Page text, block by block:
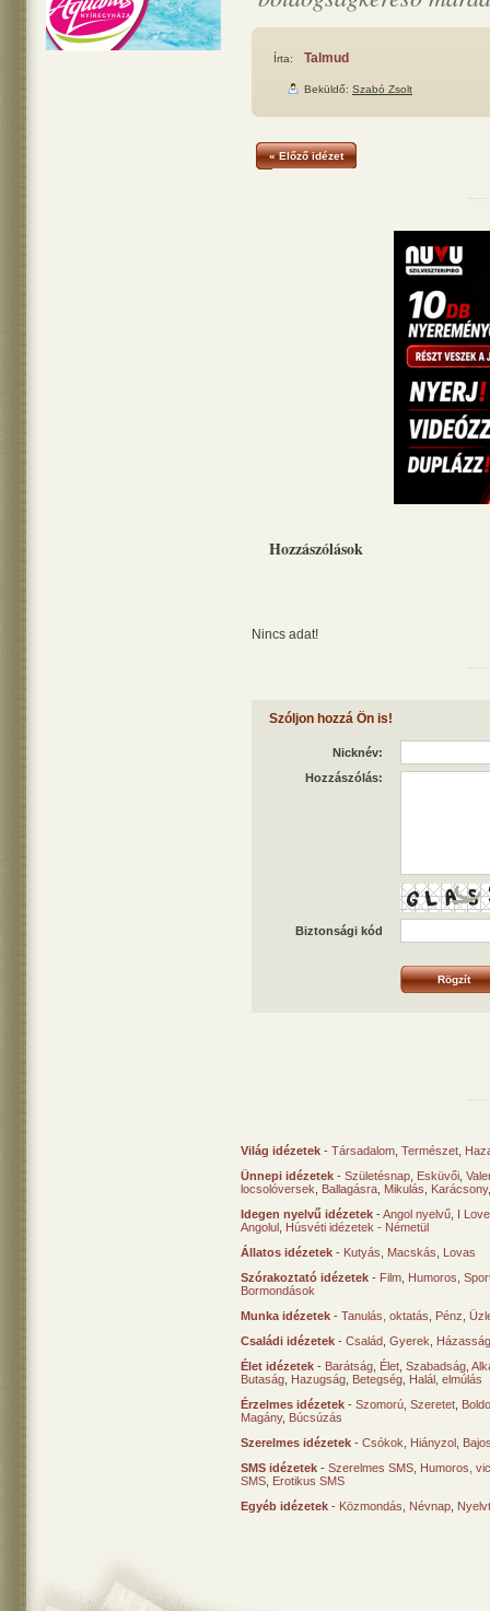
Írta: Talmud
Beküldő: Szabó Zsolt
« Előző idézet
Hozzászólások
Nincs adat!
Szóljon hozzá Ön is!
Nicknév:
Hozzászólás:
Biztonsági kód
Világ idézetek - Társadalom Természet
Ünnepi idézetek - Születésnap Esküvői
locsolóversek
Ballagásra Mikulás Karácsony
Idegen nyelvű idézetek -Angol nyelvű I
Angolul Húsvéti idézetek - Németül
Állatos idézetek - Kutyás Macskás
Lovas
Szórakoztató idézetek - Film Humoros
Bormondások
Munka idézetek - Tanulás, oktatás Pénz
Családi idézetek - Család Gyerek
Élet idézetek - Barátság Élet Szabadság
Butaság Hazugság Betegség Halál, elmúlás
Érzelmes idézetek - Szomorú Szeretet
Magány, Búcsúzás
Szerelmes idézetek - Csókok Hiányzol
SMS idézetek - Szerelmes SMS Humoros,
SMS Erotikus SMS
Egyéb idézetek - Közmondás Névnap